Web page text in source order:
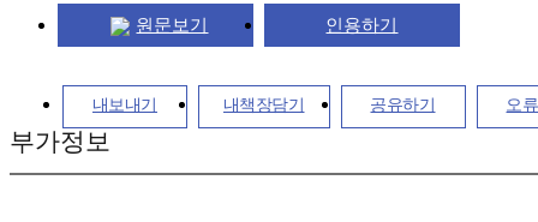
원문보기 인용하기
내보내기 내책장담기 공유하기 오
부가정보